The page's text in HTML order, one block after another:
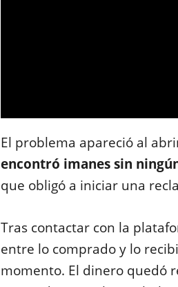
El problema apareció al
encontró imanes sin
que obligó a iniciar una
Tras contactar con la
entre lo comprado y lo
momento. El dinero quedó